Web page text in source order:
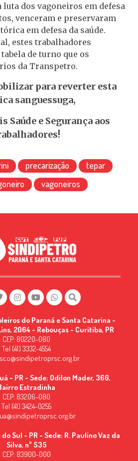
dos vagoneiros em defesa
venceram e preservaram
em defesa da saúde.
estes trabalhadores
de turno que os
da Transpetro.
para reverter esta
sanguessuga,
Saúde e Segurança aos
precarização
tepar
vagoneiros
do Paraná e Santa Catarina -
2064 - Rebouças - Curitiba, PR
CEP: 80220-080
Tel (41) 3332-4554
- PR - Sede: Odilon Mader, 366,
Estradinha
CEP: 83206-080
Tel (41) 3424-0255
Sul - PR - Sede: R. Paulino Vaz da
Silva, nº 535
CEP: 83900-000